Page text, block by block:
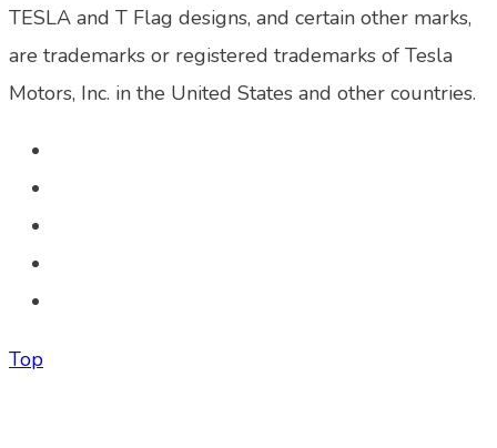
TESLA and T Flag designs, and certain other marks,
are trademarks or registered trademarks of Tesla
Motors, Inc. in the United States and other countries.
Top